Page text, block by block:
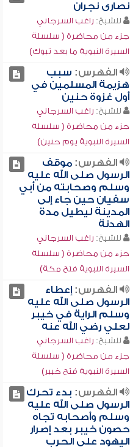
نصارى نجران
للشيخ: راغب السرجاني
جزء من محاضرة ( سلسلة
السيرة النبوية ما بعد تبوك)
الفهرس: سبب
هزيمة المسلمين في
أول غزوة حنين
للشيخ: راغب السرجاني
جزء من محاضرة ( سلسلة
السيرة النبوية يوم حنين)
الفهرس:موقف
الرسول صلى الله عليه
وسلم وصحابته من أبي
سفيان حين جاء إلى
المدينة ليطيل مدة
الهدنة
للشيخ: راغب السرجاني
جزء من محاضرة ( سلسلة
السيرة النبوية فتح مكة)
الفهرس:إعطاء
الرسول صلى الله عليه
وسلم الراية في خيبر
لعلي رضي الله عنه
للشيخ: راغب السرجاني
جزء من محاضرة ( سلسلة
السيرة النبوية فتح خيبر)
الفهرس: بدء تحرك
الرسول صلى الله عليه
وسلم وأصحابه تجاه
حصون خيبر بعد إصرار
اليهود على الحرب